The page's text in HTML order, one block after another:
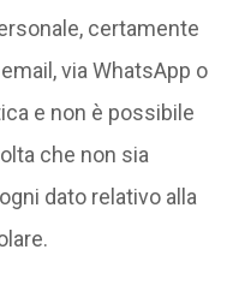
certamente
via WhatsApp o
e non è possibile
che non sia
dato relativo alla